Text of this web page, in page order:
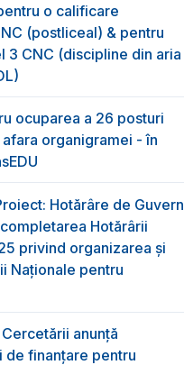
o calificare
(postliceal) & pentru
3 CNC (discipline din aria
ocuparea a 26 posturi
organigramei - în
Hotărâre de Guvern
Hotărârii
privind organizarea şi
Naţionale pentru
anunță
de finanțare pentru